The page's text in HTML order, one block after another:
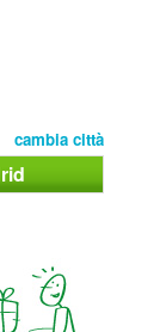
cambia città